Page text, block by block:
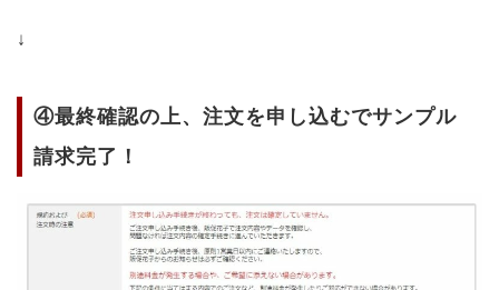
↓
④最終確認の上、注文を申し込むでサンプル
請求完了！